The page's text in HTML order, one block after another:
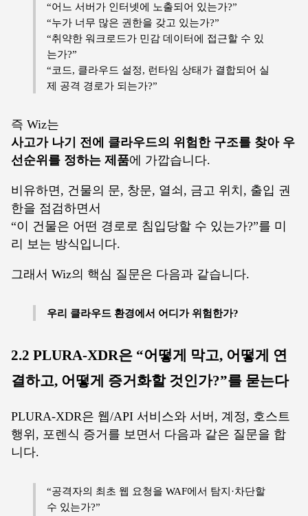
“어느 서버가 인터넷에 노출되어 있는가?”
“누가 너무 많은 권한을 갖고 있는가?”
“취약한 워크로드가 민감 데이터에 접근할 수 있
는가?”
“코드, 클라우드 설정, 런타임 상태가 결합되어 실
제 공격 경로가 되는가?”
즉 Wiz는
사고가 나기 전에 클라우드의 위험한 구조를 찾아 우
선순위를 정하는 제품에 가깝습니다.
비유하면, 건물의 문, 창문, 열쇠, 금고 위치, 출입 권
한을 점검하면서
“이 건물은 어떤 경로로 침입당할 수 있는가?”를 미
리 보는 방식입니다.
그래서 Wiz의 핵심 질문은 다음과 같습니다.
우리 클라우드 환경에서 어디가 위험한가?
2.2 PLURA-XDR은 “어떻게 막고, 어떻게 연
결하고, 어떻게 증거화할 것인가?”를 묻는다
PLURA-XDR은 웹/API 서비스와 서버, 계정, 호스트
행위, 포렌식 증거를 보면서 다음과 같은 질문을 합
니다.
“공격자의 최초 웹 요청을 WAF에서 탐지·차단할
수 있는가?”